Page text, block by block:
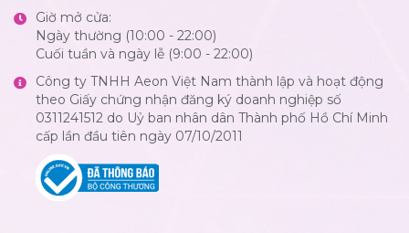
Giờ mở cửa:
Ngày thường (10:00 - 22:00)
Cuối tuần và ngày lễ (9:00 - 22:00)
Công ty TNHH Aeon Việt Nam thành lập và hoạt động
theo Giấy chứng nhận đăng ký doanh nghiệp số
0311241512 do Uỷ ban nhân dân Thành phố Hồ Chí Minh
cấp lần đầu tiên ngày 07/10/2011